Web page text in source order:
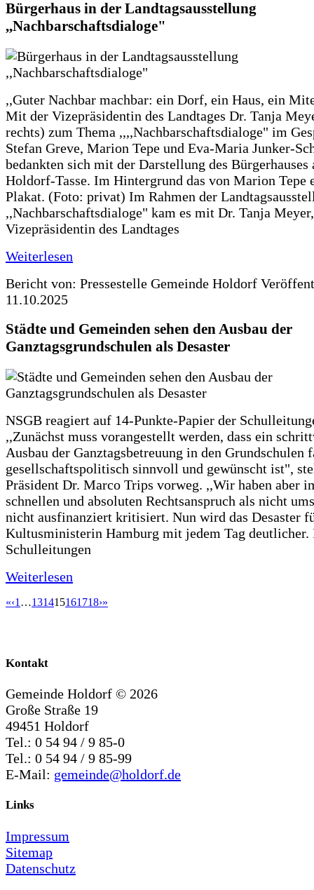
Bürgerhaus in der Landtagsausstellung
,,Nachbarschaftsdialoge"
,,Guter Nachbar machbar: ein Dorf, ein Haus, ein
Mit der Vizepräsidentin des Landtages Dr. Tanja
rechts) zum Thema ,,,,Nachbarschaftsdialoge" im
Stefan Greve, Marion Tepe und Eva-Maria Junker-
bedankten sich mit der Darstellung des Bürgerhauses
Holdorf-Tasse. Im Hintergrund das von Marion Tepe
Plakat. (Foto: privat) Im Rahmen der
,,Nachbarschaftsdialoge" kam es mit Dr. Tanja Meyer,
Vizepräsidentin des Landtages
Weiterlesen
Bericht von: Pressestelle Gemeinde Holdorf
11.10.2025
Städte und Gemeinden sehen den Ausbau der
Ganztagsgrundschulen als Desaster
NSGB reagiert auf 14-Punkte-Papier der
,,Zunächst muss vorangestellt werden, dass ein
Ausbau der Ganztagsbetreuung in den Grundschulen
gesellschaftspolitisch sinnvoll und gewünscht ist",
Präsident Dr. Marco Trips vorweg. ,,Wir haben aber
schnellen und absoluten Rechtsanspruch als nicht
nicht ausfinanziert kritisiert. Nun wird das Desaster
Kultusministerin Hamburg mit jedem Tag deutlicher.
Schulleitungen
Weiterlesen
«‹1 …131415161718›»
Kontakt
Gemeinde Holdorf © 2026
Große Straße 19
49451 Holdorf
Tel.: 0 54 94 / 9 85-0
Tel.: 0 54 94 / 9 85-99
E-Mail: gemeinde@holdorf.de
Links
Impressum
Sitemap
Datenschutz